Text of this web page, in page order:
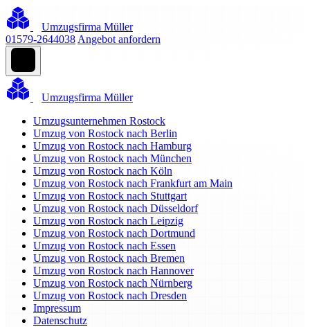
Umzugsfirma Müller
01579-2644038 Angebot anfordern
Umzugsfirma Müller
Umzugsunternehmen Rostock
Umzug von Rostock nach Berlin
Umzug von Rostock nach Hamburg
Umzug von Rostock nach München
Umzug von Rostock nach Köln
Umzug von Rostock nach Frankfurt am Main
Umzug von Rostock nach Stuttgart
Umzug von Rostock nach Düsseldorf
Umzug von Rostock nach Leipzig
Umzug von Rostock nach Dortmund
Umzug von Rostock nach Essen
Umzug von Rostock nach Bremen
Umzug von Rostock nach Hannover
Umzug von Rostock nach Nürnberg
Umzug von Rostock nach Dresden
Impressum
Datenschutz